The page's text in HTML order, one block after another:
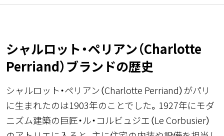
シャルロット・ペリアン（Charlotte
Perriand）ブランドの歴史
シャルロット・ペリアン（Charlotte Perriand）がパリ
に生まれたのは1903年のことでした。1927年にモダ
ニズム建築の巨匠・ル・コルビュジエ（Le Corbusier）